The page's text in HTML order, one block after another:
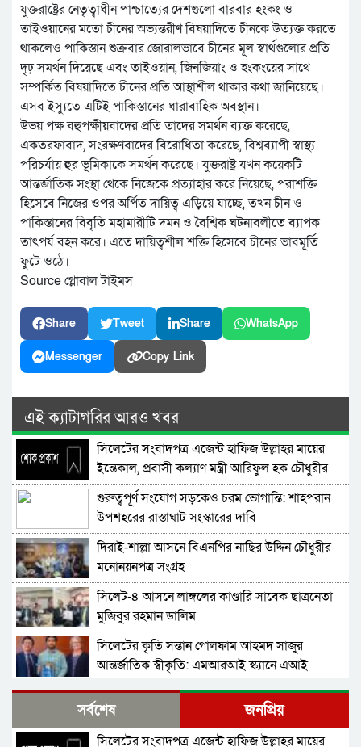
যুক্তরাষ্ট্রের নেতৃত্বাধীন পাশ্চাত্যের দেশগুলো বারবার হংকং ও
তাইওয়ানের মতো চীনের অভ্যন্তরীণ বিষয়াদিতে চীনকে উত্যক্ত করতে
থাকলেও পাকিস্তান শুক্রবার জোরালভাবে চীনের মূল স্বার্থগুলোর প্রতি
দৃঢ় সমর্থন দিয়েছে এবং তাইওয়ান, জিনজিয়াং ও হংকংয়ের সাথে
সম্পর্কিত বিষয়াদিতে চীনের প্রতি আস্থাশীল থাকার কথা জানিয়েছে।
এসব ইস্যুতে এটিই পাকিস্তানের ধারাবাহিক অবস্থান।
উভয় পক্ষ বহুপক্ষীয়বাদের প্রতি তাদের সমর্থন ব্যক্ত করেছে,
একতরফাবাদ, সংরক্ষণবাদের বিরোধিতা করেছে, বিশ্বব্যাপী স্বাস্থ্য
পরিচর্যায় হুর ভূমিকাকে সমর্থন করেছে। যুক্তরাষ্ট্র যখন কয়েকটি
আন্তর্জাতিক সংস্থা থেকে নিজেকে প্রত্যাহার করে নিয়েছে, পরাশক্তি
হিসেবে নিজের ওপর অর্পিত দায়িত্ব এড়িয়ে যাচ্ছে, তখন চীন ও
পাকিস্তানের বিবৃতি মহামারীটি দমন ও বৈশ্বিক ঘটনাবলীতে ব্যাপক
তাৎপর্য বহন করে। এতে দায়িত্বশীল শক্তি হিসেবে চীনের ভাবমূর্তি
ফুটে ওঠে।
Source গ্লোবাল টাইমস
Share Tweet Share WhatsApp
Messenger Copy Link
এই ক্যাটাগরির আরও খবর
সিলেটের সংবাদপত্র এজেন্ট হাফিজ উল্লাহর মায়ের
ইন্তেকাল, প্রবাসী কল্যাণ মন্ত্রী আরিফুল হক চৌধুরীর
শোক
গুরুত্বপূর্ণ সংযোগ সড়কেও চরম ভোগান্তি: শাহপরান
উপশহরের রাস্তাঘাট সংস্কারের দাবি
দিরাই-শাল্লা আসনে বিএনপির নাছির উদ্দিন চৌধুরীর
মনোনয়নপত্র সংগ্রহ
সিলেট-৪ আসনে লাঙ্গলের কাণ্ডারি সাবেক ছাত্রনেতা
মুজিবুর রহমান ডালিম
সিলেটের কৃতি সন্তান গোলফাম আহমদ সাজুর
আন্তর্জাতিক স্বীকৃতি: এমআরআই স্ক্যানে এআই
দিরাইয়ে নাছির চৌধুরী’র পক্ষে ৩১ দফার লিফলেট
বিতরণ
সর্বশেষ জনপ্রিয়
সিলেটের সংবাদপত্র এজেন্ট হাফিজ উল্লাহর মায়ের